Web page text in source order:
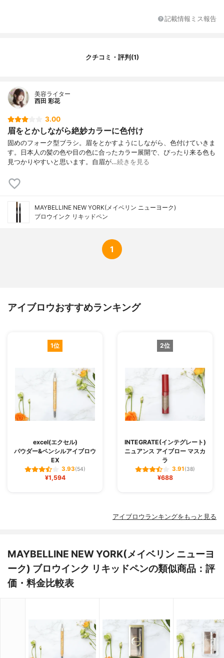
記載情報ミス報告
クチコミ・評判(1)
美容ライター
西田 彩花
3.00
眉をとかしながら絶妙カラーに色付け
固めのフォーク型ブラシ。眉をとかすようにしながら、色付けていきま
す。日本人の髪の色や目の色に合ったカラー展開で、ぴったり来る色も
見つかりやすいと思います。自眉が…続きを見る
MAYBELLINE NEW YORK(メイベリン ニューヨーク)
ブロウインク リキッドペン
1
アイブロウおすすめランキング
1位
excel(エクセル)
パウダー&ペンシルアイブロウ
EX
3.93(54)
¥1,594
2位
INTEGRATE(インテグレート)
ニュアンス アイブロー マスカ
ラ
3.91(38)
¥688
アイブロウランキングをもっと見る
MAYBELLINE NEW YORK(メイベリン ニューヨ
ーク) ブロウインク リキッドペンの類似商品：評
価・料金比較表